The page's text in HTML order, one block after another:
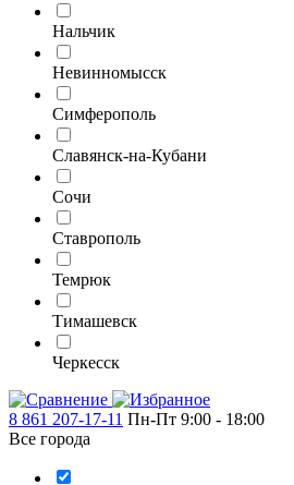
Нальчик
Невинномысск
Симферополь
Славянск-на-Кубани
Сочи
Ставрополь
Темрюк
Тимашевск
Черкесск
8 861 207-17-11 Пн-Пт 9:00 - 18:00
Все города